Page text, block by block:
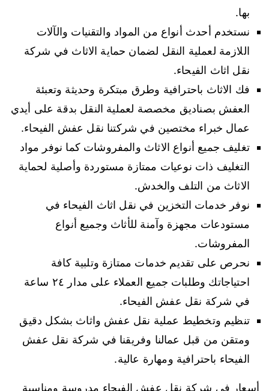
بها.
نستخدم أحدث أنواع من المواد والتقنيات والآلات
اللازمة لعملية النقل لضمان حماية الاثاث في شركة
نقل اثاث الفيحاء.
فك الاثاث باحترافية وطرق مبتكرة وحديثة وتعبئة
العفش بصناديق مخصصة لعملية النقل بدقة على أيدي
عمال خبراء مختصين في شركتنا نقل عفش الفيحاء.
تغليف جميع أنواع الاثاث والمفروشات كما نوفر مواد
التغليف ذات نوعيات ممتازة مستوردة وأصلية لحماية
الاثاث من التلف والخدش.
نوفر خدمات التخزين في نقل اثاث الفيحاء في
مستودعات مجهزة وآمنة للأثاث وجميع أنواع
المفروشات.
نحرص على تقديم خدمات ممتازة وتلبية كافة
احتياجاتك وطلبات جميع العملاء على مدار ٢٤ ساعة
في شركة نقل عفش الفيحاء.
تنظيم وتخطيط عملية نقل عفش واثاث بشكل دقيق
ومتقن من قبل عمالنا وفريقنا في شركة نقل عفش
الفيحاء باحترافية ومهارة عالية.
أسعار في شركة نقل عفش الفيحاء مدروسة ومناسبة